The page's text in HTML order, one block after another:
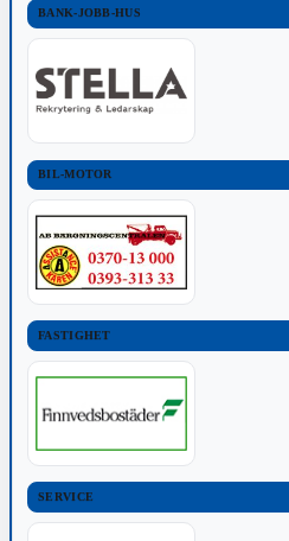
BANK-JOBB-HUS
BIL-MOTOR
FASTIGHET
SERVICE